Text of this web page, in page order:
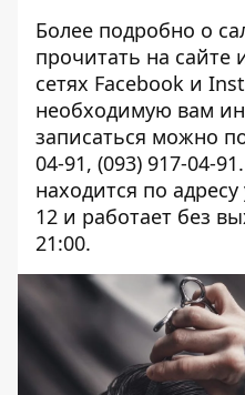
Более подробно о
прочитать на сайте
сетях Fаcebook и
необходимую вам
записаться можно
04-91, (093) 917-04-91.
находится по
12 и работает без
21:00.